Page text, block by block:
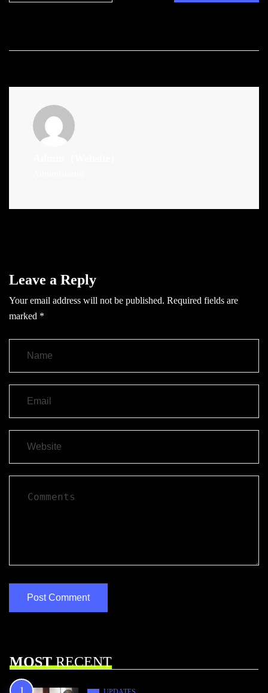
Leave a Reply
Your email address will not be published. Required fields are
marked *
MOSTRECENT